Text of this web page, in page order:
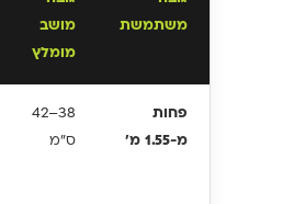
משתמשת
מושב
מומלץ
פחות
מ-1.55 מ'
38–42
ס"מ